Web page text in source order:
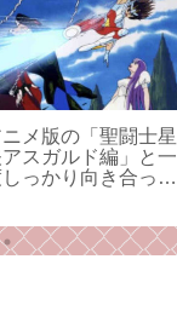
メ版の「聖闘士星
アスガルド編」と一
しっかり向き合って